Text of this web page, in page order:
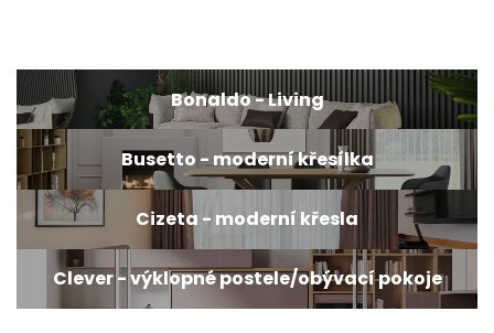
Bonaldo - Living
Busetto - moderní křesílka
Cizeta - moderní křesla
Clever - výklopné postele/obývací pokoje